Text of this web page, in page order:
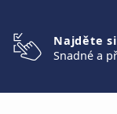
Najděte
Snadné a